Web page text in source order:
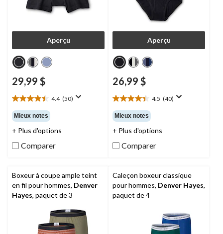
Aperçu
29,99 $
4.4 (50)
4.4
étoile(s)
sur
5.
50
évaluations
Mieux notes
+ Plus d'options
Comparer
Aperçu
26,99 $
4.5 (40)
4.5
étoile(s)
sur
5.
40
évaluations
Mieux notes
+ Plus d'options
Comparer
Boxeur à coupe ample teint
en fil pour hommes, Denver
Hayes, paquet de 3
Caleçon boxeur classique
pour hommes, Denver Hayes,
paquet de 4